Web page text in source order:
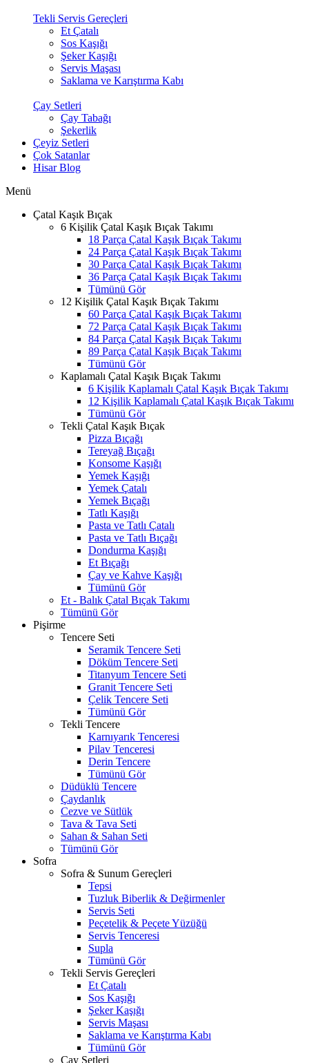
Tekli Servis Gereçleri
Et Çatalı
Sos Kaşığı
Şeker Kaşığı
Servis Maşası
Saklama ve Karıştırma Kabı
Çay Setleri
Çay Tabağı
Şekerlik
Çeyiz Setleri
Çok Satanlar
Hisar Blog
Menü
Çatal Kaşık Bıçak
6 Kişilik Çatal Kaşık Bıçak Takımı
18 Parça Çatal Kaşık Bıçak Takımı
24 Parça Çatal Kaşık Bıçak Takımı
30 Parça Çatal Kaşık Bıçak Takımı
36 Parça Çatal Kaşık Bıçak Takımı
Tümünü Gör
12 Kişilik Çatal Kaşık Bıçak Takımı
60 Parça Çatal Kaşık Bıçak Takımı
72 Parça Çatal Kaşık Bıçak Takımı
84 Parça Çatal Kaşık Bıçak Takımı
89 Parça Çatal Kaşık Bıçak Takımı
Tümünü Gör
Kaplamalı Çatal Kaşık Bıçak Takımı
6 Kişilik Kaplamalı Çatal Kaşık Bıçak Takımı
12 Kişilik Kaplamalı Çatal Kaşık Bıçak Takımı
Tümünü Gör
Tekli Çatal Kaşık Bıçak
Pizza Bıçağı
Tereyağ Bıçağı
Konsome Kaşığı
Yemek Kaşığı
Yemek Çatalı
Yemek Bıçağı
Tatlı Kaşığı
Pasta ve Tatlı Çatalı
Pasta ve Tatlı Bıçağı
Dondurma Kaşığı
Et Bıçağı
Çay ve Kahve Kaşığı
Tümünü Gör
Et - Balık Çatal Bıçak Takımı
Tümünü Gör
Pişirme
Tencere Seti
Seramik Tencere Seti
Döküm Tencere Seti
Titanyum Tencere Seti
Granit Tencere Seti
Çelik Tencere Seti
Tümünü Gör
Tekli Tencere
Karnıyarık Tenceresi
Pilav Tenceresi
Derin Tencere
Tümünü Gör
Düdüklü Tencere
Çaydanlık
Cezve ve Sütlük
Tava & Tava Seti
Sahan & Sahan Seti
Tümünü Gör
Sofra
Sofra & Sunum Gereçleri
Tepsi
Tuzluk Biberlik & Değirmenler
Servis Seti
Peçetelik & Peçete Yüzüğü
Servis Tenceresi
Supla
Tümünü Gör
Tekli Servis Gereçleri
Et Çatalı
Sos Kaşığı
Şeker Kaşığı
Servis Maşası
Saklama ve Karıştırma Kabı
Tümünü Gör
Çay Setleri